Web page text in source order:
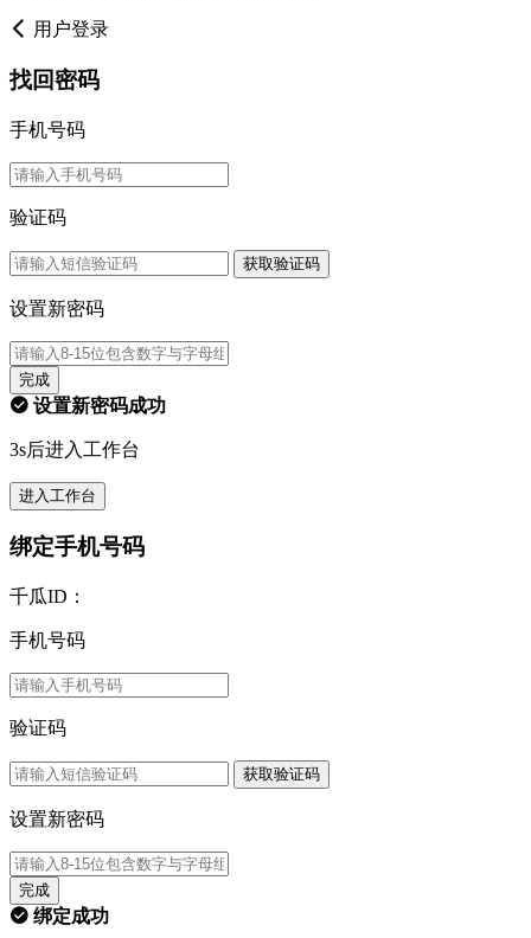
用户登录
找回密码
手机号码
验证码
获取验证码
设置新密码
完成
设置新密码成功
3s后进入工作台
进入工作台
绑定手机号码
千瓜ID：
手机号码
验证码
获取验证码
设置新密码
完成
绑定成功